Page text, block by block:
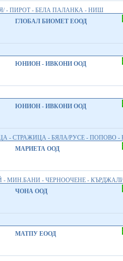
- ПИРОТ - БЕЛА ПАЛАНКА - НИШ
ГЛОБАЛ БИОМЕТ EООД
ЮНИОН - ИВКОНИ ООД
ЮНИОН - ИВКОНИ ООД
- СТРАЖИЦА - БЯЛА/РУСЕ - ПОПОВО -
МАРИЕТА ООД
МИН.БАНИ - ЧЕРНООЧЕНЕ -
ЧОНА ООД
МАТПУ ЕООД